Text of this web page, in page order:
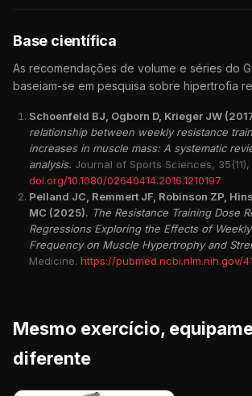
Base científica
As recomendações de volume e séries do
baseiam-se em pesquisa sobre hipertrofia
Schoenfeld BJ, Ogborn D, Krieger JW
relationship between weekly resistance
increases in muscle mass: A systematic
analysis. Journal of Sports Sciences, 35(11),
doi.org/10.1080/02640414.2016.1210197
Pelland JC, Remmert JF, Robinson ZP,
MC (2025). The Resistance Training Dose
Regressions Exploring the Effects of
Frequency on Muscle Hypertrophy and
Medicine. https://pubmed.ncbi.nlm.nih.gov/
Mesmo exercício,
diferente